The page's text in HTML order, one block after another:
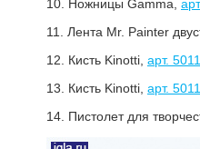
10. Ножницы Gamma,
11. Лента Mr. Painter
12. Кисть Kinotti, арт.
13. Кисть Kinotti, арт.
14. Пистолет для